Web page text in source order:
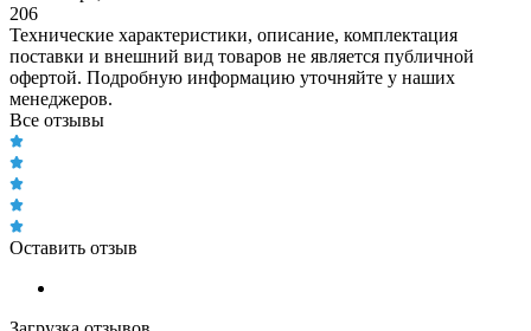
206
Технические характеристики, описание, комплектация
поставки и внешний вид товаров не является публичной
офертой. Подробную информацию уточняйте у наших
менеджеров.
Все отзывы
Оставить отзыв